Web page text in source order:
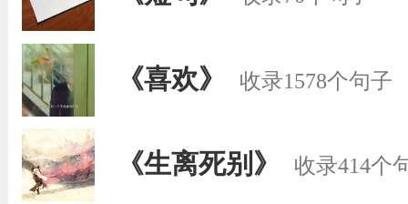
《喜欢》 收录1578个句子
《生离死别》 收录414个